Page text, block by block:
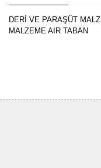
DERİ VE PARAŞÜT
MALZEME AIR TABAN